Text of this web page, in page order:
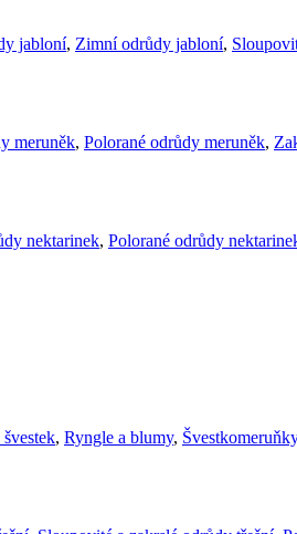
jabloní, Zimní odrůdy jabloní,
meruněk, Polorané odrůdy meruněk,
nektarinek, Polorané odrůdy
, Ryngle a blumy, Švestkomeruňky